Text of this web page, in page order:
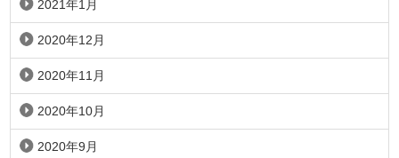
2021年1月
2020年12月
2020年11月
2020年10月
2020年9月